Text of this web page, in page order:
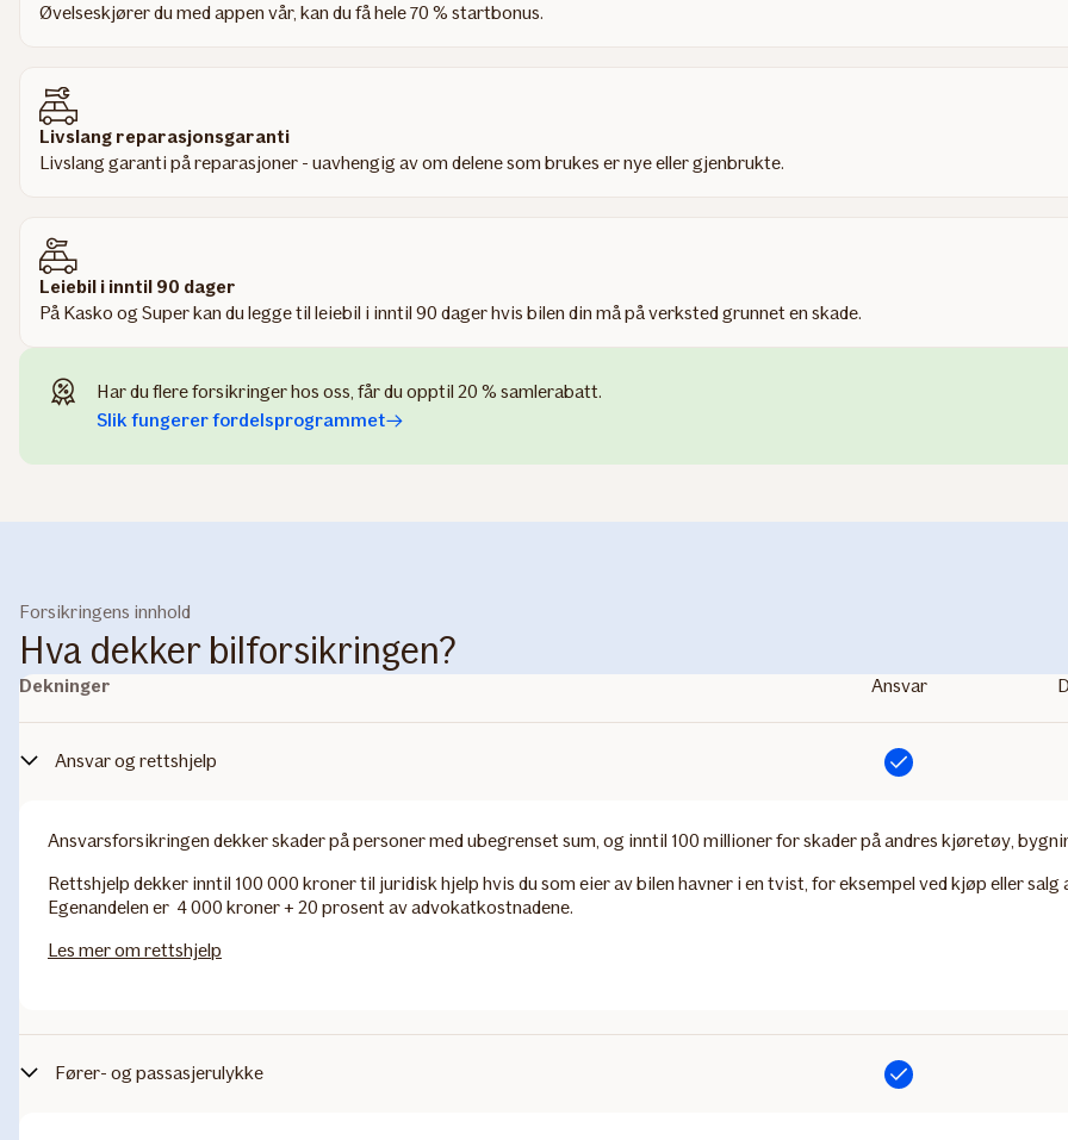
Øvelseskjører du med appen vår, kan du få hele 70 % startbonus.
Livslang reparasjonsgaranti
Livslang garanti på reparasjoner - uavhengig av om delene som brukes er nye eller gjenbrukte.
Leiebil i inntil 90 dager
På Kasko og Super kan du legge til leiebil i inntil 90 dager hvis bilen din må på verksted grunnet en skade.
Har du flere forsikringer hos oss, får du opptil 20 % samlerabatt.
Slik fungerer fordelsprogrammet
Forsikringens innhold
Hva dekker bilforsikringen?
Dekninger Ansvar
Ansvar og rettshjelp Inkludert
Ansvarsforsikringen dekker skader på personer med ubegrenset sum, og inntil 100 millioner for skader på andres kjøretøy,
Rettshjelp dekker inntil 100 000 kroner til juridisk hjelp hvis du som eier av bilen havner i en tvist, for eksempel ved kjøp eller salg
Egenandelen er 4 000 kroner + 20 prosent av advokatkostnadene.
Les mer om rettshjelp
Fører- og passasjerulykke Inkludert